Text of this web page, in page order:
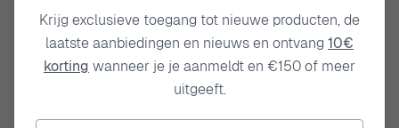
Krijg exclusieve toegang tot nieuwe producten, de
laatste aanbiedingen en nieuws en ontvang 10€
korting wanneer je je aanmeldt en €150 of meer
uitgeeft.